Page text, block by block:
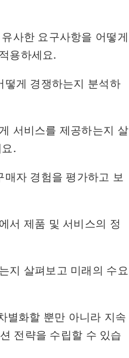
사한 요구사항을 어떻게
용하세요.
떻게 경쟁하는지 분석하
서비스를 제공하는지 살
.
자 경험을 평가하고 보
서 제품 및 서비스의 정
지 살펴보고 미래의 수요
별화할 뿐만 아니라 지속
전략을 수립할 수 있습